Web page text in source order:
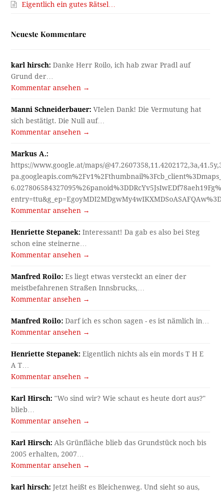
Eigentlich ein gutes Rätsel…
Neueste Kommentare
karl hirsch: Danke Herr Roilo, ich hab zwar Pradl auf
Grund der…
Kommentar ansehen →
Manni Schneiderbauer: VIelen Dank! Die Vermutung hat
sich bestätigt. Die Null auf…
Kommentar ansehen →
Markus A.:
https://www.google.at/maps/
Kommentar ansehen →
Henriette Stepanek: Interessant! Da gab es also bei Steg
schon eine steinerne…
Kommentar ansehen →
Manfred Roilo: Es liegt etwas versteckt an einer der
meistbefahrenen Straßen Innsbrucks,…
Kommentar ansehen →
Manfred Roilo: Darf ich es schon sagen - es ist nämlich in…
Kommentar ansehen →
Henriette Stepanek: Eigentlich nichts als ein mords T H E
A T…
Kommentar ansehen →
Karl Hirsch: "Wo sind wir? Wie schaut es heute dort aus?"
blieb…
Kommentar ansehen →
Karl Hirsch: Als Grünfläche blieb das Grundstück noch bis
2005 erhalten, 2007…
Kommentar ansehen →
karl hirsch: Jetzt heißt es Bleichenweg. Und sieht so aus,